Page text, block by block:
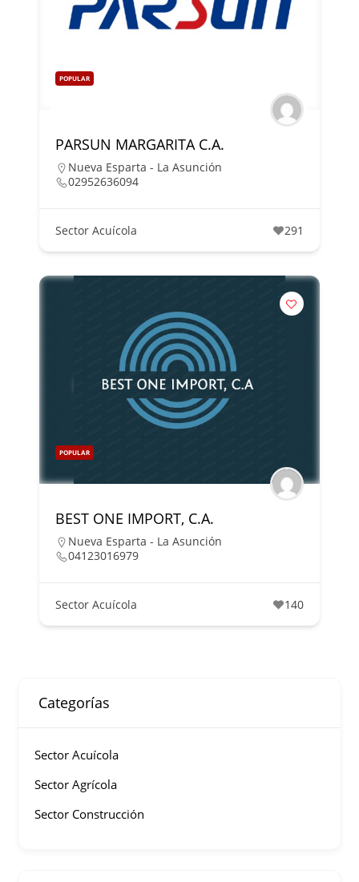
POPULAR
PARSUN MARGARITA C.A.
Nueva Esparta - La Asunción
02952636094
Sector Acuícola 291
POPULAR
BEST ONE IMPORT, C.A.
Nueva Esparta - La Asunción
04123016979
Sector Acuícola 140
Categorías
Sector Acuícola
Sector Agrícola
Sector Construcción